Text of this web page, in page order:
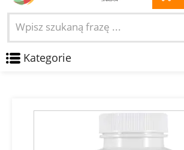
Kategorie